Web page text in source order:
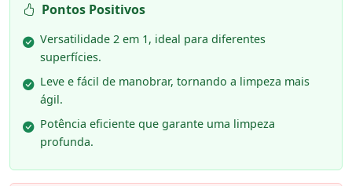
Pontos Positivos
Versatilidade 2 em 1, ideal para diferentes
superfícies.
Leve e fácil de manobrar, tornando a limpeza mais
ágil.
Potência eficiente que garante uma limpeza
profunda.